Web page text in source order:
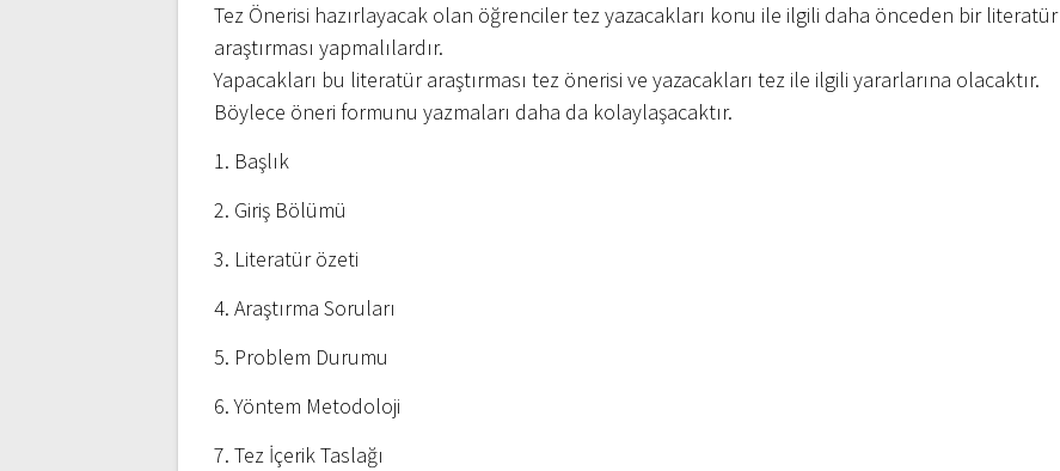
Tez Önerisi hazırlayacak olan öğrenciler tez yazacakları konu ile ilgili daha önceden bir literatür
araştırması yapmalılardır.
Yapacakları bu literatür araştırması tez önerisi ve yazacakları tez ile ilgili yararlarına olacaktır.
Böylece öneri formunu yazmaları daha da kolaylaşacaktır.
1. Başlık
2. Giriş Bölümü
3. Literatür özeti
4. Araştırma Soruları
5. Problem Durumu
6. Yöntem Metodoloji
7. Tez İçerik Taslağı